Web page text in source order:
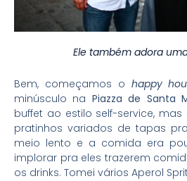
Ele também adora
Bem, começamos o happy
minúsculo na Piazza de Santa
buffet ao estilo self-service,
pratinhos variados de tapas
meio lento e a comida era
implorar pra eles trazerem
os drinks. Tomei vários Aperol